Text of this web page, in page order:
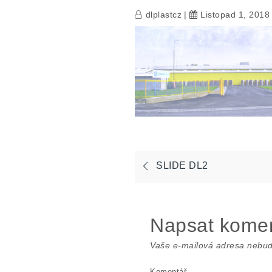
dlplastcz Listopad 1, 2018
pro
příspěvek
SLIDE DL2
Napsat
Vaše e-mailová adresa